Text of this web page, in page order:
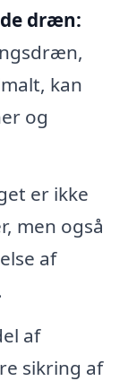
dræn:
kan
og
er ikke
men også
af
af
sikring af